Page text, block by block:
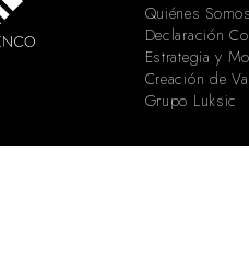
Quiénes Somos
Declaración
Estrategia y
Creación de
Grupo Luksic